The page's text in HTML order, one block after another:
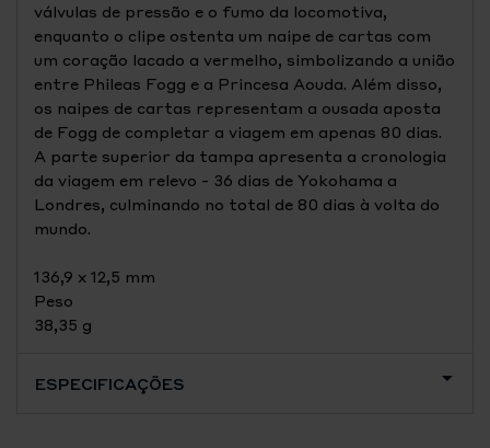
válvulas de pressão e o fumo da locomotiva,
enquanto o clipe ostenta um naipe de cartas com
um coração lacado a vermelho, simbolizando a união
entre Phileas Fogg e a Princesa Aouda. Além disso,
os naipes de cartas representam a ousada aposta
de Fogg de completar a viagem em apenas 80 dias.
A parte superior da tampa apresenta a cronologia
da viagem em relevo - 36 dias de Yokohama a
Londres, culminando no total de 80 dias à volta do
mundo.
136,9 x 12,5 mm
Peso
38,35 g
ESPECIFICAÇÕES